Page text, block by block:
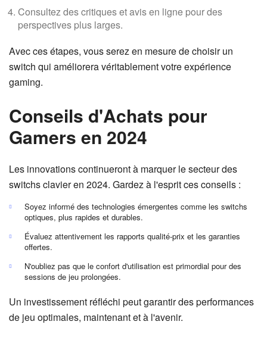
Consultez des critiques et avis en ligne pour des
perspectives plus larges.
Avec ces étapes, vous serez en mesure de choisir un
switch qui améliorera véritablement votre expérience
gaming.
Conseils d'Achats pour
Gamers en 2024
Les innovations continueront à marquer le secteur des
switchs clavier en 2024. Gardez à l'esprit ces conseils :
Soyez informé des technologies émergentes comme les switchs
optiques, plus rapides et durables.
Évaluez attentivement les rapports qualité-prix et les garanties
offertes.
N'oubliez pas que le confort d'utilisation est primordial pour des
sessions de jeu prolongées.
Un investissement réfléchi peut garantir des performances
de jeu optimales, maintenant et à l'avenir.